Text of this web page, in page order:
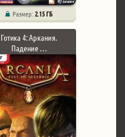
Размер:2.15 ГБ
Готика 4: Аркания.
Падение …